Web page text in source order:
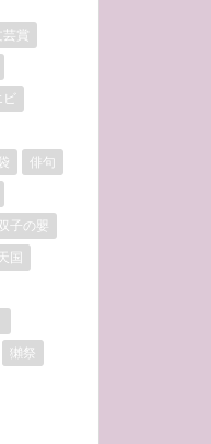
賞
ビ
俳句
子の嬰
天国
獺祭